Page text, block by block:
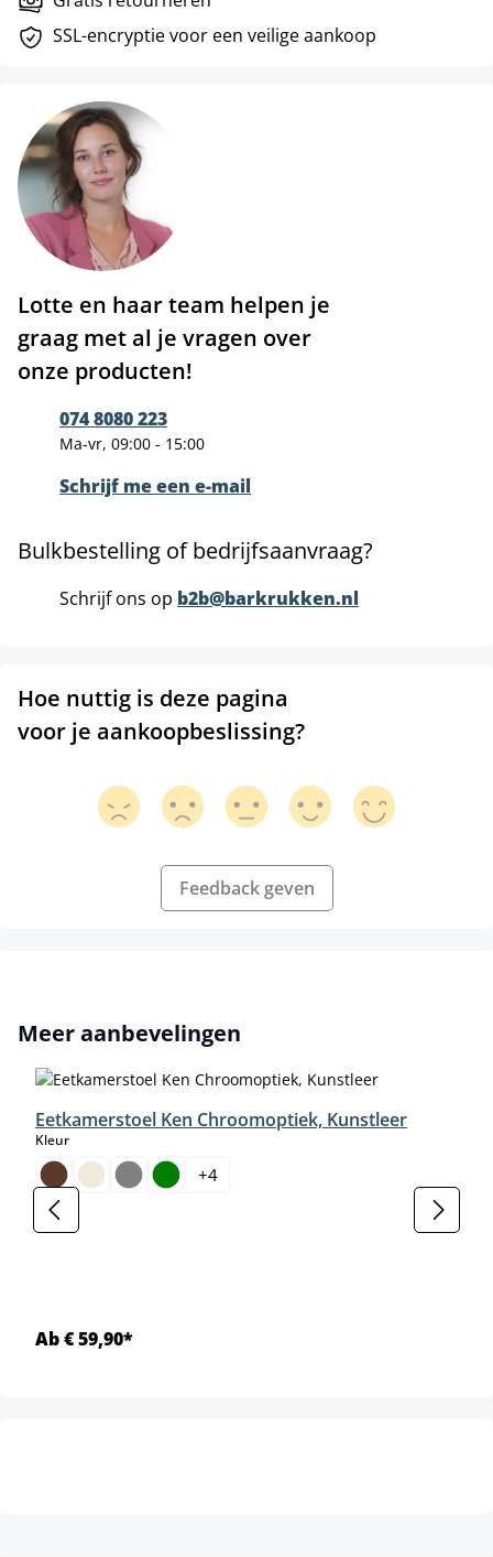
SSL-encryptie voor een veilige aankoop
Lotte en haar team helpen je
graag met al je vragen over
onze producten!
074 8080 223
Ma-vr, 09:00 - 15:00
Schrijf me een e-mail
Bulkbestelling of bedrijfsaanvraag?
Schrijf ons op b2b@barkrukken.nl
Hoe nuttig is deze pagina
voor je aankoopbeslissing?
Feedback geven
Productgalerij overslaan
Meer aanbevelingen
Eetkamerstoel Ken Chroomoptiek, Kunstleer
Kleurselect
+4
Ab € 59,90*